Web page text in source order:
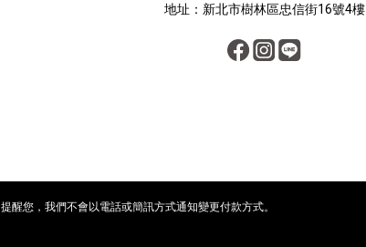
地址：新北市樹林區忠信街16號4樓
提醒您，我們不會以電話或簡訊方式通知變更付款方式。